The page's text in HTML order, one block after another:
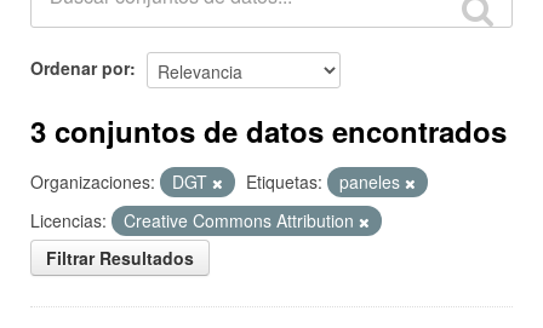
Ordenar por
3 conjuntos de datos encontrados
Organizaciones: DGT Etiquetas:
paneles
Licencias:
Creative Commons Attribution
Filtrar Resultados